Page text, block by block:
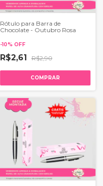
Rótulo para Barra de
Chocolate - Outubro Rosa
-10% OFF
R$2,61 R$2,90
COMPRAR